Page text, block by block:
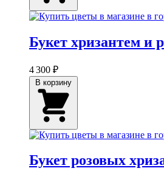
Букет хризантем и
4 300 ₽
Букет розовых